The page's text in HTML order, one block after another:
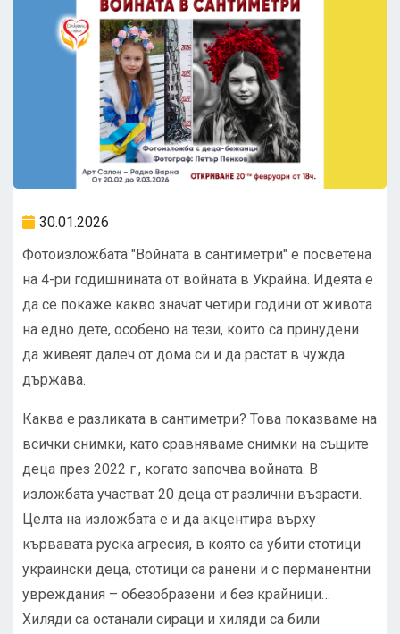
30.01.2026
Фотоизложбата "Войната в сантиметри" е посветена
на 4-ри годишнината от войната в Украйна. Идеята е
да се покаже какво значат четири години от живота
на едно дете, особено на тези, които са принудени
да живеят далеч от дома си и да растат в чужда
държава.
Каква е разликата в сантиметри? Това показваме на
всички снимки, като сравняваме снимки на същите
деца през 2022 г., когато започва войната. В
изложбата участват 20 деца от различни възрасти.
Целта на изложбата е и да акцентира върху
кървавата руска агресия, в която са убити стотици
украински деца, стотици са ранени и с перманентни
увреждания – обезобразени и без крайници…
Хиляди са останали сираци и хиляди са били